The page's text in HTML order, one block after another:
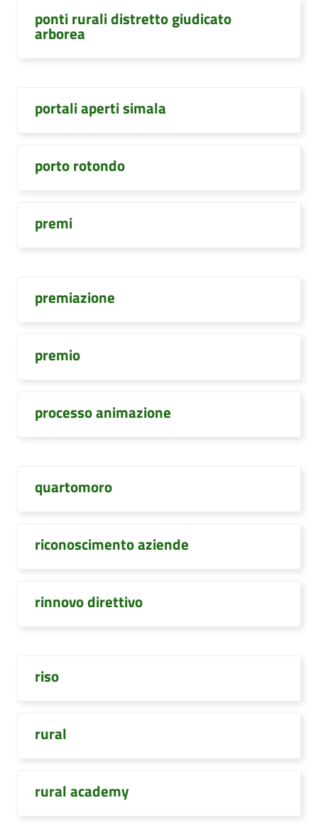
ponti rurali distretto giudicato
arborea
portali aperti simala
porto rotondo
premi
premiazione
premio
processo animazione
quartomoro
riconoscimento aziende
rinnovo direttivo
riso
rural
rural academy